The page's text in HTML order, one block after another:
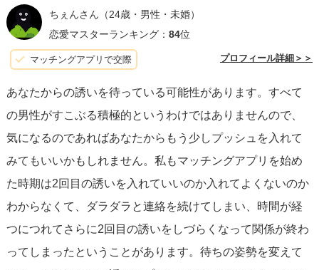
ているのは確かでしょう。出会いを求めていて、もう１度
デートできそうな女性がいるのに自分から誘わないという
ことは、上記のような理由がある可能性が高いです。
少なくとも現時点では恋愛感情が薄いと思われます。
しかし、いろんな価値観の方がいますし、少ない情報から
人間の心理を読み取ることは非常に困難です。LINEのやり
取りは継続することができているため、頃合いを見て質問
者様の方からデートのお誘いをしてみてはどうでしょう
か。女性からデートに誘うのはハードルが高い側面もある
と思いますので、気軽に通話をしてみるなどして、お相手
ちぇんさん （24歳・男性・未婚）
恋愛マスターランキング： 84位
マッチングアプリで交際 プロフィール詳細＞＞
あなたからの誘いを待っている可能性があります。すべて
の男性がすこぶる積極的というわけではありませんので、
気になるのであればあなたからもう少しプッシュを入れて
みてもいいかもしれません。私もマッチングアプリを始め
た時期は2回目の誘いを入れていいのか入れてよくないのか
わからなくて、ダラダラと連絡を続けてしまい、時間が経
つにつれてさらに2回目の誘いをしづらくなって関係が終わ
ってしまったということがあります。待ちの姿勢を変えて